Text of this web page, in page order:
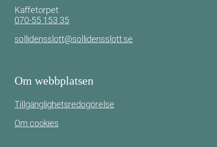
Kaffetorpet:
070-55 153 35
sollidensslott@sollidensslott.se
Om webbplatsen
Tillgänglighetsredogörelse
Om cookies